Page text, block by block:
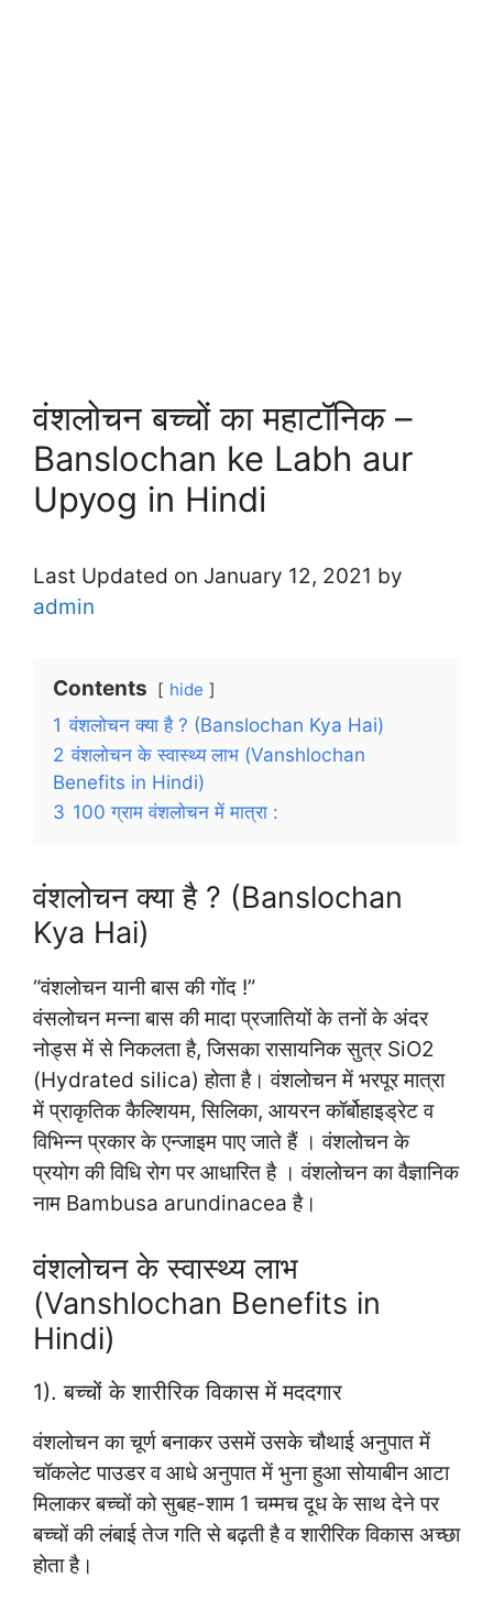
वंशलोचन बच्चों का महाटॉनिक –
Banslochan ke Labh aur
Upyog in Hindi
Last Updated on January 12, 2021 by
admin
Contents hide
1 वंशलोचन क्या है ? (Banslochan Kya Hai)
2 वंशलोचन के स्वास्थ्य लाभ (Vanshlochan
Benefits in Hindi)
3 100 ग्राम वंशलोचन में मात्रा :
वंशलोचन क्या है ? (Banslochan
Kya Hai)
“वंशलोचन यानी बास की गोंद !”
वंसलोचन मन्ना बास की मादा प्रजातियों के तनों के अंदर
नोड्स में से निकलता है, जिसका रासायनिक सुत्र SiO2
(Hydrated silica) होता है। वंशलोचन में भरपूर मात्रा
में प्राकृतिक कैल्शियम, सिलिका, आयरन कॉर्बोहाइड्रेट व
विभिन्न प्रकार के एन्जाइम पाए जाते हैं । वंशलोचन के
प्रयोग की विधि रोग पर आधारित है । वंशलोचन का वैज्ञानिक
नाम Bambusa arundinacea है।
वंशलोचन के स्वास्थ्य लाभ
(Vanshlochan Benefits in
Hindi)
1). बच्चों के शारीरिक विकास में मददगार
वंशलोचन का चूर्ण बनाकर उसमें उसके चौथाई अनुपात में
चॉकलेट पाउडर व आधे अनुपात में भुना हुआ सोयाबीन आटा
मिलाकर बच्चों को सुबह-शाम 1 चम्मच दूध के साथ देने पर
बच्चों की लंबाई तेज गति से बढ़ती है व शारीरिक विकास अच्छा
होता है।